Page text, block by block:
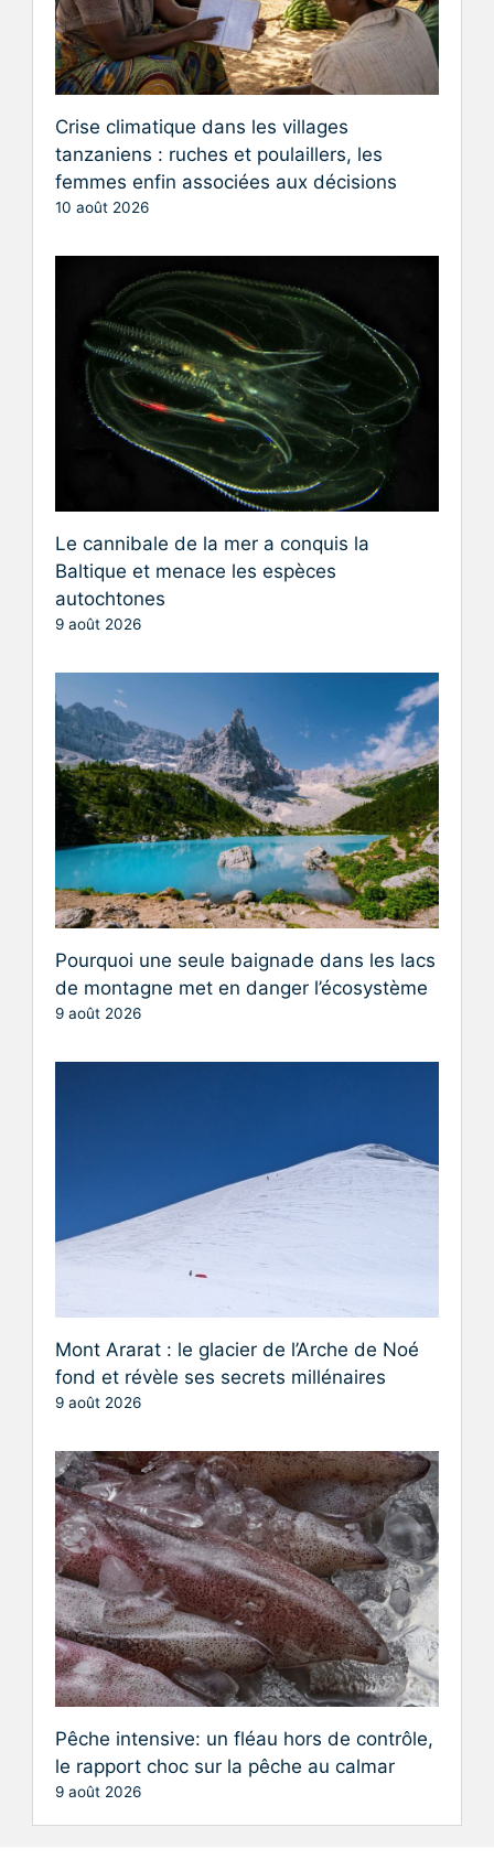
Crise climatique dans les villages
tanzaniens : ruches et poulaillers, les
femmes enfin associées aux décisions
10 août 2026
Le cannibale de la mer a conquis la
Baltique et menace les espèces
autochtones
9 août 2026
Pourquoi une seule baignade dans les lacs
de montagne met en danger l’écosystème
9 août 2026
Mont Ararat : le glacier de l’Arche de Noé
fond et révèle ses secrets millénaires
9 août 2026
Pêche intensive: un fléau hors de contrôle,
le rapport choc sur la pêche au calmar
9 août 2026